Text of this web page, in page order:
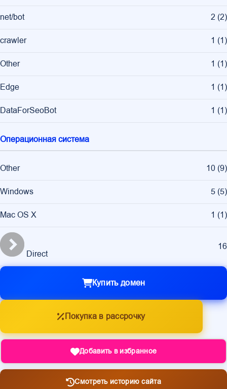
net/bot 2 (2)
crawler 1 (1)
Other 1 (1)
Edge 1 (1)
DataForSeoBot 1 (1)
Операционная система
Other 10 (9)
Windows 5 (5)
Mac OS X 1 (1)
Direct
16
Купить домен
Покупка в рассрочку
Добавить в избранное
Смотреть историю сайта